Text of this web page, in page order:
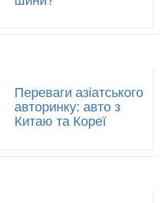
Переваги азіатського
авторинку: авто з
Китаю та Кореї